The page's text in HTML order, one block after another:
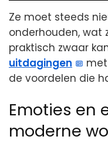
Ze moet steeds
onderhouden, wat
praktisch zwaar
uitdagingen
de voordelen die
Emoties en
moderne